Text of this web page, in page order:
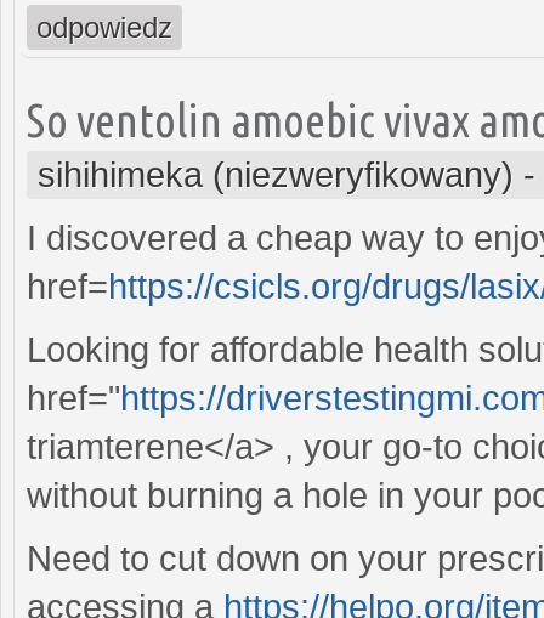
odpowiedz
So ventolin amoebic vivax
sihihimeka (niezweryfikowany) -
I discovered a cheap way to
href=https://csicls.org/drugs/
Looking for affordable health
href="https://
triamterene</a> , your go-to
without burning a hole in your
Need to cut down on your
accessing a https://helpo.org/